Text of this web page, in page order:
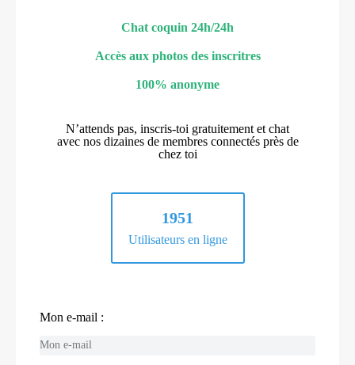
Chat coquin 24h/24h
Accès aux photos des inscritres
100% anonyme
N’attends pas, inscris-toi gratuitement et chat
avec nos dizaines de membres connectés près de
chez toi
1951
Utilisateurs en ligne
Mon e-mail :